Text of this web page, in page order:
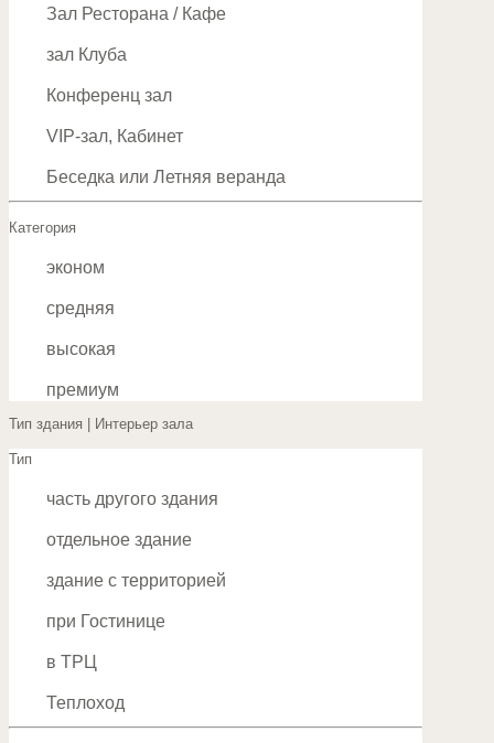
Зал Ресторана / Кафе
зал Клуба
Конференц зал
VIP-зал, Кабинет
Беседка или Летняя веранда
Категория
эконом
средняя
высокая
премиум
Тип здания | Интерьер зала
Тип
часть другого здания
отдельное здание
здание с территорией
при Гостинице
в ТРЦ
Теплоход